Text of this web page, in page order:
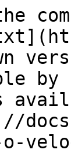
by
o-